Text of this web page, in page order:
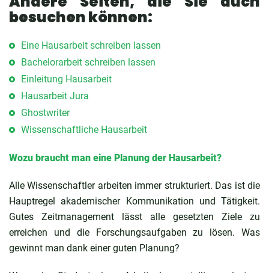
besuchen können:
Eine Hausarbeit schreiben lassen
Bachelorarbeit schreiben lassen
Einleitung Hausarbeit
Hausarbeit Jura
Ghostwriter
Wissenschaftliche Hausarbeit
Wozu braucht man eine Planung der Hausarbeit?
Alle Wissenschaftler arbeiten immer strukturiert. Das ist die
Hauptregel akademischer Kommunikation und Tätigkeit.
Gutes Zeitmanagement lässt alle gesetzten Ziele zu
erreichen und die Forschungsaufgaben zu lösen. Was
gewinnt man dank einer guten Planung?